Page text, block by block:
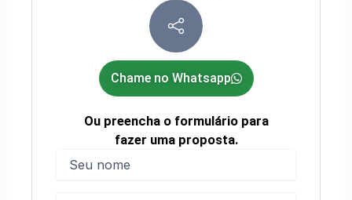
Chame no Whatsapp
Ou preencha o formulário para
fazer uma proposta.